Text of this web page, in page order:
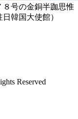
８号の金銅半跏思惟
韓国大使館）
Reserved